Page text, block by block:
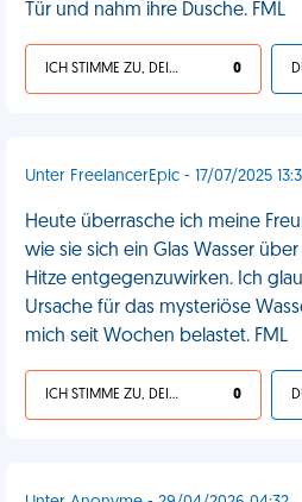
Tür und nahm ihre Dusche. FML
ICH STIMME ZU, DEIN LEBEN IST SCHEISSE 0
Unter FreelancerEpic - 17/07/2025
Heute überrasche ich meine
wie sie sich ein Glas Wasser
Hitze entgegenzuwirken. Ich
Ursache für das mysteriöse
mich seit Wochen belastet. FML
ICH STIMME ZU, DEIN LEBEN IST SCHEISSE 0